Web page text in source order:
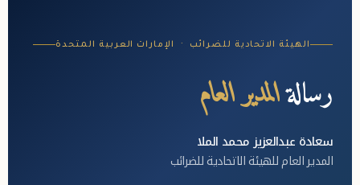
الهيئة الاتحادية للضرائب · الإمارات العربية المتحدة
رسالةالمدير العام
سعادة عبدالعزيز محمد الملا
المدير العام للهيئة الاتحادية للضرائب